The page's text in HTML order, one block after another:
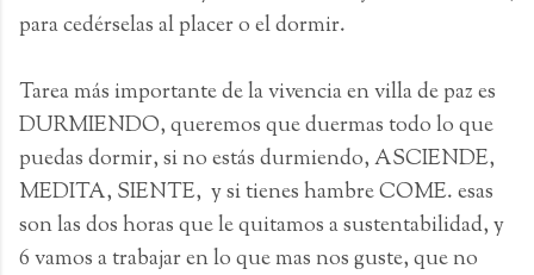
para cedérselas al placer o el dormir.
Tarea más importante de la vivencia en villa de paz es
DURMIENDO, queremos que duermas todo lo que
puedas dormir, si no estás durmiendo, ASCIENDE,
MEDITA, SIENTE, y si tienes hambre COME. esas
son las dos horas que le quitamos a sustentabilidad, y
6 vamos a trabajar en lo que mas nos guste, que no